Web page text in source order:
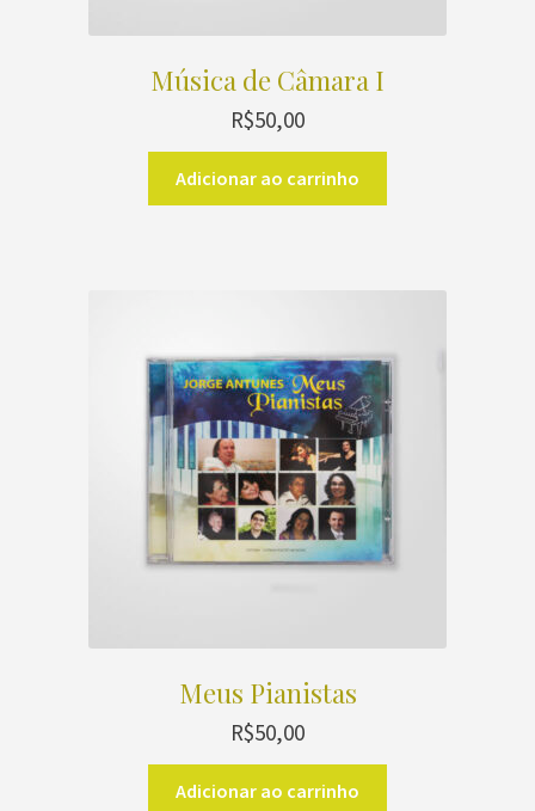
Música de Câmara I
R$50,00
Adicionar ao carrinho
Meus Pianistas
R$50,00
Adicionar ao carrinho